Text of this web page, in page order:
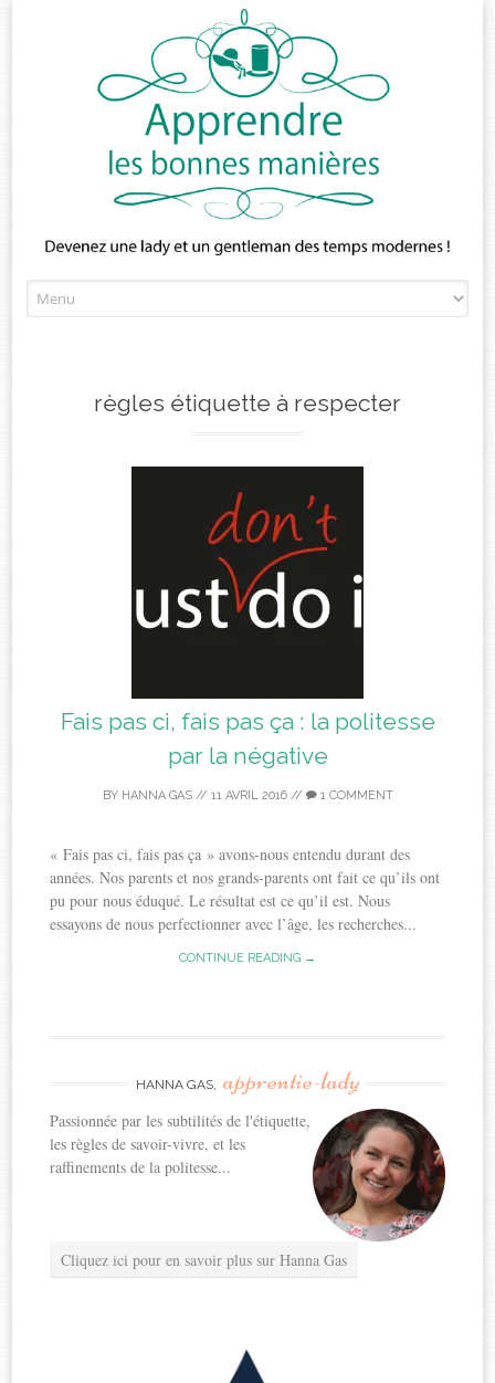
to
règles étiquette à respecter
Fais pas ci, fais pas ça : la politesse
par la négative
BY HANNA GAS// 11 AVRIL 2016// 1 COMMENT
« Fais pas ci, fais pas ça » avons-nous entendu durant des
années. Nos parents et nos grands-parents ont fait ce qu’ils ont
pu pour nous éduqué. Le résultat est ce qu’il est. Nous
essayons de nous perfectionner avec l’âge, les recherches...
CONTINUE READING →
HANNA GAS, apprentie-lady
Passionnée par les subtilités de l'étiquette,
les règles de savoir-vivre, et les
raffinements de la politesse...
Cliquez ici pour en savoir plus sur Hanna Gas